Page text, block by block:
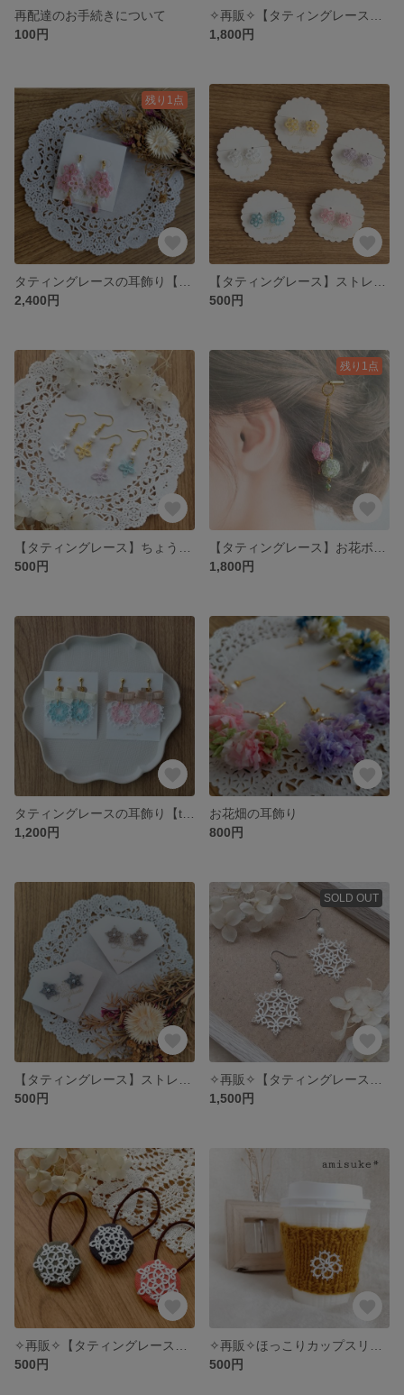
再配達のお手続きについて
100円
1,800円
残り1点
2,400円
500円
500円
残り1点
1,800円
1,200円
お花畑の耳飾り
800円
500円
SOLD OUT
1,500円
500円
500円